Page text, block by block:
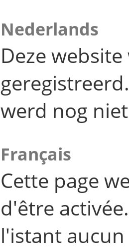
Nederlands
Deze
werd nog
Français
Cette page
d'être
l'istant